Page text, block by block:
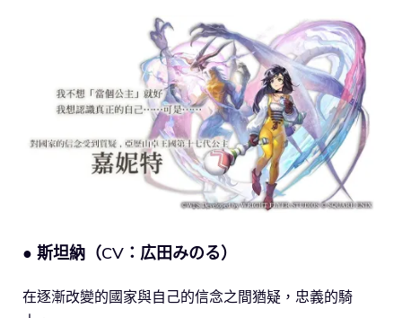
● 斯坦納（CV：広田みのる）
在逐漸改變的國家與自己的信念之間猶疑，忠義的騎